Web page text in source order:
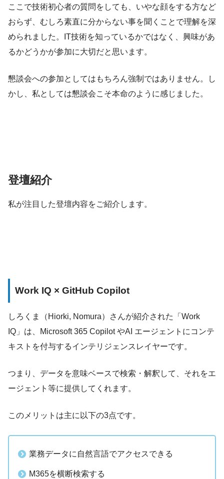
ここで技術初心者の質問をしても、いやな顔をする方など
おらず、むしろ素直に分からない事を聞くことで理解を深
められました。IT技術を知っているかではなく、興味があ
るかどうかが参加に大切だと思います。
懇談会への参加としてはもちろん強制ではありません。し
かし、私としては懇談会こそ本命のように感じました。
登壇紹介
私が注目した登壇内容をご紹介します。
Work IQ × GitHub Copilot
しろくま（Hiorki, Nomura）さんが紹介された「Work
IQ」は、Microsoft 365 Copilot やAI エージェントにコンテ
キストを付与するインテリジェンスレイヤーです。
つまり、データを意味ベースで検索・解釈して、それをエ
ージェント等に提供してくれます。
このメリットは主に以下の3点です。
業務データに自然言語でアクセスできる
M365を横断検索する